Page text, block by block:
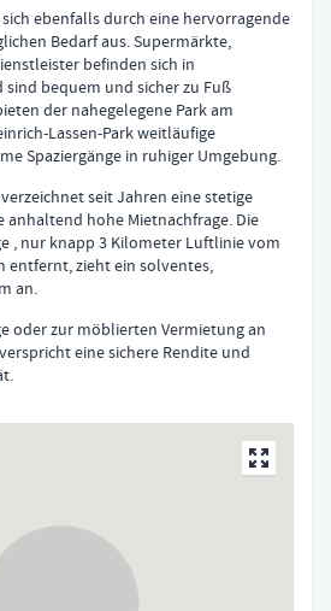
ebenfalls durch eine hervorragende
Bedarf aus. Supermärkte,
befinden sich in
bequem und sicher zu Fuß
der nahegelegene Park am
Lassen-Park weitläufige
Spaziergänge in ruhiger Umgebung.
seit Jahren eine stetige
anhaltend hohe Mietnachfrage. Die
, nur knapp 3 Kilometer Luftlinie vom
entfernt, zieht ein solventes,
an.
oder zur möblierten Vermietung an
eine sichere Rendite und